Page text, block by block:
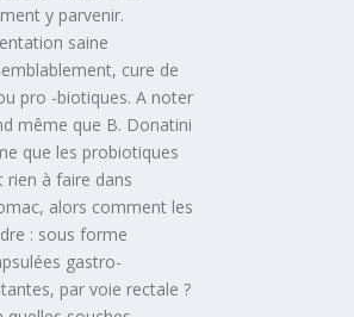
y parvenir.
saine
cure de
pro -biotiques. A noter
même que B. Donatini
que les probiotiques
rien à faire dans
alors comment les
: sous forme
gastro-
par voie rectale ?